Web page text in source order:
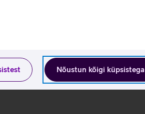
Nõustun kõigi küpsistega